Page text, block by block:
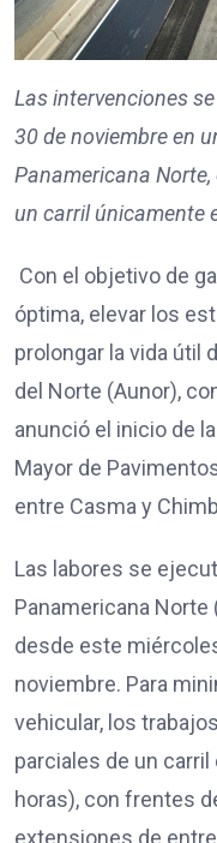
Las intervenciones
30 de noviembre en
Panamericana
un carril únicamente
Con el objetivo de
óptima, elevar los
prolongar la vida útil
del Norte (Aunor),
anunció el inicio de
Mayor de
entre Casma y
Las labores se
Panamericana
desde este
noviembre. Para
vehicular, los
parciales de un carril
horas), con frentes
extensiones de